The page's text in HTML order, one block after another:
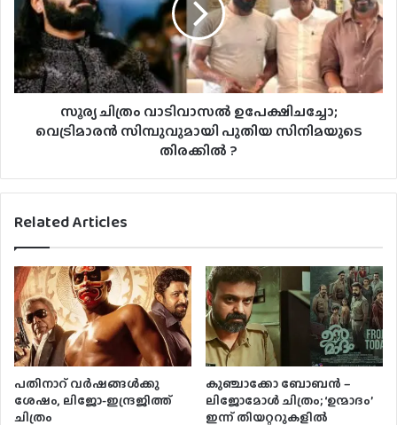
സൂര്യ ചിത്രം വാടിവാസൽ ഉപേക്ഷിചച്ചോ;
വെട്രിമാരൻ സിമ്പുവുമായി പുതിയ സിനിമയുടെ
തിരക്കിൽ ?
Related Articles
പതിനാറ് വര്‍ഷങ്ങള്‍ക്കു
ശേഷം, ലിജോ-ഇന്ദ്രജിത്ത്
ചിത്രം
കുഞ്ചാക്കോ ബോബന്‍ –
ലിജോമോള്‍ ചിത്രം; ‘ഉന്മാദം’
ഇന്ന് തിയറ്ററുകളില്‍